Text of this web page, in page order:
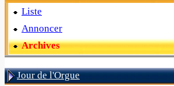
Liste
Annoncer
Archives
Jour de l'Orgue